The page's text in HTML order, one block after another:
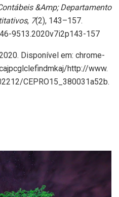
&Amp; Departamento
, 7(2), 143–157.
9513.2020v7i2p143-157
Disponível em: chrome-
http://www.
CEPRO15_380031a52b.